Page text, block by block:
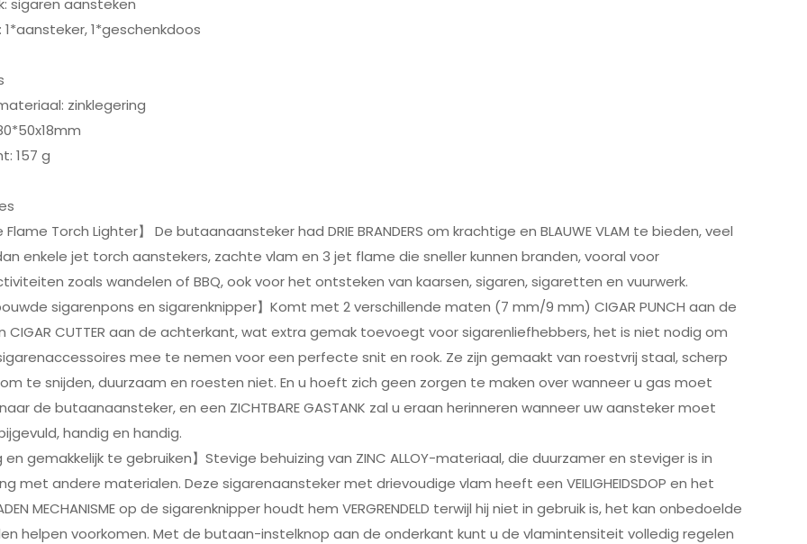
1*aansteker, 1*geschenkdoos
zinklegering
157 g
Flame Torch Lighter】 De butaanaansteker had DRIE BRANDERS om krachtige en BLAUWE VLAM te bieden, veel
enkele jet torch aanstekers, zachte vlam en 3 jet flame die sneller kunnen branden, vooral voor
zoals wandelen of BBQ, ook voor het ontsteken van kaarsen, sigaren, sigaretten en vuurwerk.
sigarenpons en sigarenknipper】Komt met 2 verschillende maten (7 mm/9 mm) CIGAR PUNCH aan de
CIGAR CUTTER aan de achterkant, wat extra gemak toevoegt voor sigarenliefhebbers, het is niet nodig om
mee te nemen voor een perfecte snit en rook. Ze zijn gemaakt van roestvrij staal, scherp
te snijden, duurzaam en roesten niet. En u hoeft zich geen zorgen te maken over wanneer u gas moet
de butaanaansteker, en een ZICHTBARE GASTANK zal u eraan herinneren wanneer uw aansteker moet
handig en handig.
en gemakkelijk te gebruiken】Stevige behuizing van ZINC ALLOY-materiaal, die duurzamer en steviger is in
met andere materialen. Deze sigarenaansteker met drievoudige vlam heeft een VEILIGHEIDSDOP en het
MECHANISME op de sigarenknipper houdt hem VERGRENDELD terwijl hij niet in gebruik is, het kan onbedoelde
helpen voorkomen. Met de butaan-instelknop aan de onderkant kunt u de vlamintensiteit volledig regelen